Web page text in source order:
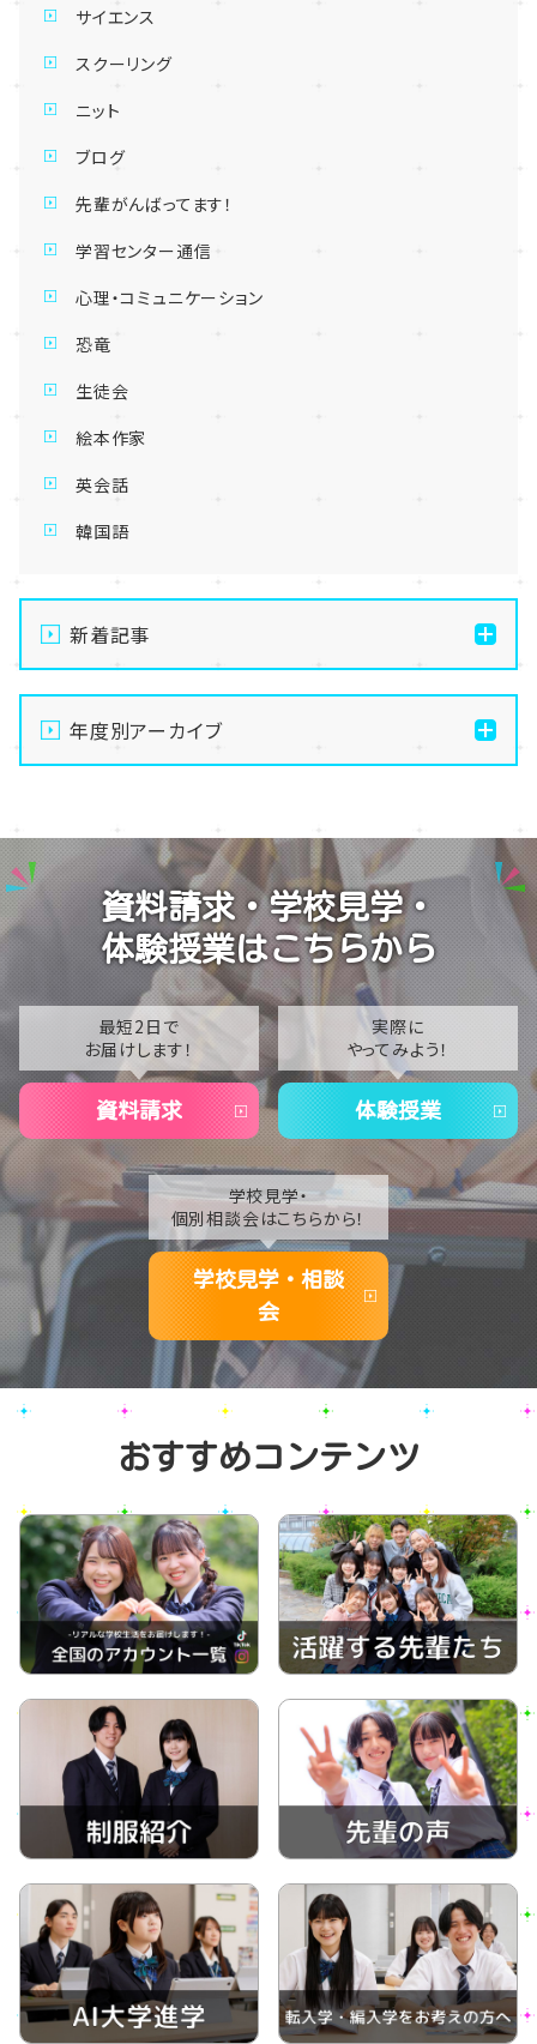
サイエンス
スクーリング
ニット
ブログ
先輩がんばってます！
学習センター通信
心理・コミュニケーション
恐竜
生徒会
絵本作家
英会話
韓国語
新着記事
【仙台】自分のペースで苦手克服！AI大学進学専攻の魅
力を徹底解説します✨🤖
【仙台】夏季休業のお知らせ
まりました🌻
【仙台】1年生のレクリエーション～仙台市博物館で「伊
達政宗からの挑戦状」に挑戦しました⚔️✨～
【仙台】ホームルームで「TAGIRON（タギロン）」を行い
ました！🧩🔢
年度別アーカイブ
2025
2024
2023
2021
2020
資料請求・学校見学・
体験授業はこちらから
最短2日で
お届けします！
資料請求
実際に
やってみよう！
体験授業
学校見学・
個別相談会はこちらから！
学校見学・相談
会
おすすめコンテンツ